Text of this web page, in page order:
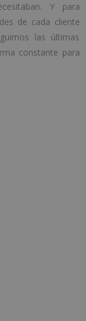
Y para
de cada cliente
las últimas
constante para